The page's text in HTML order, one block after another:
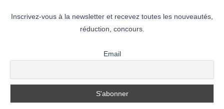
Inscrivez-vous à la newsletter et recevez toutes les nouveautés,
réduction, concours.
Email